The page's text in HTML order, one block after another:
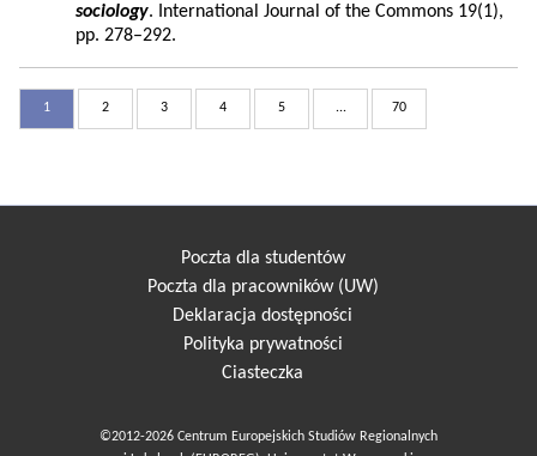
sociology. International Journal of the Commons 19(1),
pp. 278–292.
1 2 3 4 5 ... 70
Poczta dla studentów
Poczta dla pracowników (UW)
Deklaracja dostępności
Polityka prywatności
Ciasteczka
©2012-2026 Centrum Europejskich Studiów Regionalnych